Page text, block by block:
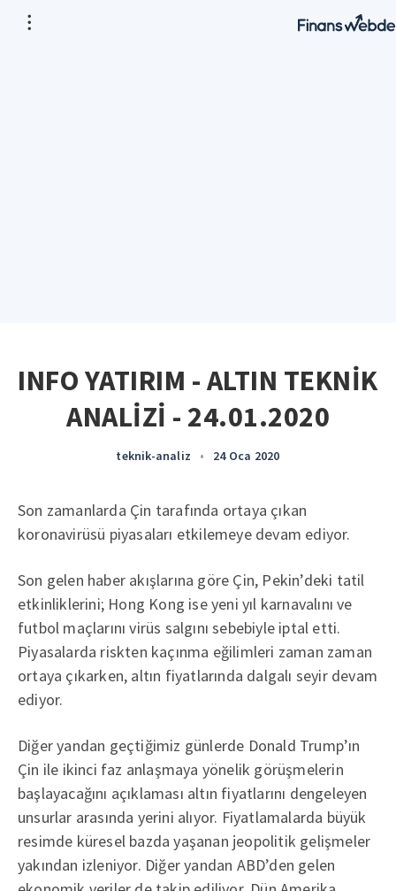
INFO YATIRIM - ALTIN TEKNİK
ANALİZİ - 24.01.2020
teknik-analiz • 24 Oca 2020
Son zamanlarda Çin tarafında ortaya çıkan
koronavirüsü piyasaları etkilemeye devam ediyor.
Son gelen haber akışlarına göre Çin, Pekin’deki tatil
etkinliklerini; Hong Kong ise yeni yıl karnavalını ve
futbol maçlarını virüs salgını sebebiyle iptal etti.
Piyasalarda riskten kaçınma eğilimleri zaman zaman
ortaya çıkarken, altın fiyatlarında dalgalı seyir devam
ediyor.
Diğer yandan geçtiğimiz günlerde Donald Trump’ın
Çin ile ikinci faz anlaşmaya yönelik görüşmelerin
başlayacağını açıklaması altın fiyatlarını dengeleyen
unsurlar arasında yerini alıyor. Fiyatlamalarda büyük
resimde küresel bazda yaşanan jeopolitik gelişmeler
yakından izleniyor. Diğer yandan ABD’den gelen